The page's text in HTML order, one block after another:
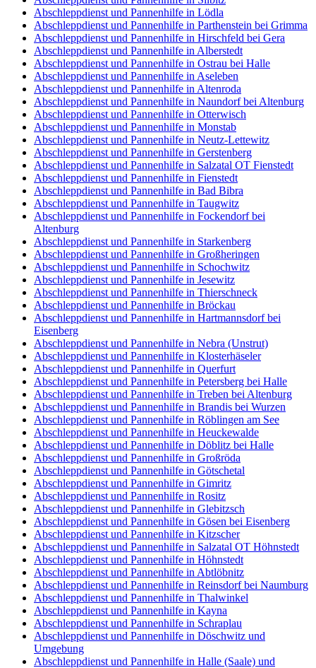
Abschleppdienst und Pannenhilfe in Lödla
Abschleppdienst und Pannenhilfe in Parthenstein bei Grimma
Abschleppdienst und Pannenhilfe in Hirschfeld bei Gera
Abschleppdienst und Pannenhilfe in Alberstedt
Abschleppdienst und Pannenhilfe in Ostrau bei Halle
Abschleppdienst und Pannenhilfe in Aseleben
Abschleppdienst und Pannenhilfe in Altenroda
Abschleppdienst und Pannenhilfe in Naundorf bei Altenburg
Abschleppdienst und Pannenhilfe in Otterwisch
Abschleppdienst und Pannenhilfe in Monstab
Abschleppdienst und Pannenhilfe in Neutz-Lettewitz
Abschleppdienst und Pannenhilfe in Gerstenberg
Abschleppdienst und Pannenhilfe in Salzatal OT Fienstedt
Abschleppdienst und Pannenhilfe in Fienstedt
Abschleppdienst und Pannenhilfe in Bad Bibra
Abschleppdienst und Pannenhilfe in Taugwitz
Abschleppdienst und Pannenhilfe in Fockendorf bei
Altenburg
Abschleppdienst und Pannenhilfe in Starkenberg
Abschleppdienst und Pannenhilfe in Großheringen
Abschleppdienst und Pannenhilfe in Schochwitz
Abschleppdienst und Pannenhilfe in Jesewitz
Abschleppdienst und Pannenhilfe in Thierschneck
Abschleppdienst und Pannenhilfe in Bröckau
Abschleppdienst und Pannenhilfe in Hartmannsdorf bei
Eisenberg
Abschleppdienst und Pannenhilfe in Nebra (Unstrut)
Abschleppdienst und Pannenhilfe in Klosterhäseler
Abschleppdienst und Pannenhilfe in Querfurt
Abschleppdienst und Pannenhilfe in Petersberg bei Halle
Abschleppdienst und Pannenhilfe in Treben bei Altenburg
Abschleppdienst und Pannenhilfe in Brandis bei Wurzen
Abschleppdienst und Pannenhilfe in Röblingen am See
Abschleppdienst und Pannenhilfe in Heuckewalde
Abschleppdienst und Pannenhilfe in Döblitz bei Halle
Abschleppdienst und Pannenhilfe in Großröda
Abschleppdienst und Pannenhilfe in Götschetal
Abschleppdienst und Pannenhilfe in Gimritz
Abschleppdienst und Pannenhilfe in Rositz
Abschleppdienst und Pannenhilfe in Glebitzsch
Abschleppdienst und Pannenhilfe in Gösen bei Eisenberg
Abschleppdienst und Pannenhilfe in Kitzscher
Abschleppdienst und Pannenhilfe in Salzatal OT Höhnstedt
Abschleppdienst und Pannenhilfe in Höhnstedt
Abschleppdienst und Pannenhilfe in Abtlöbnitz
Abschleppdienst und Pannenhilfe in Reinsdorf bei Naumburg
Abschleppdienst und Pannenhilfe in Thalwinkel
Abschleppdienst und Pannenhilfe in Kayna
Abschleppdienst und Pannenhilfe in Schraplau
Abschleppdienst und Pannenhilfe in Döschwitz und
Umgebung
Abschleppdienst und Pannenhilfe in Halle (Saale) und